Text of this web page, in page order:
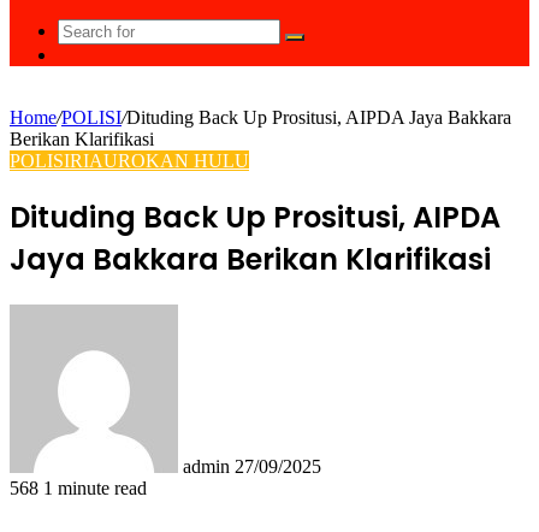
Search
for
Home/POLISI/Dituding Back Up Prositusi, AIPDA Jaya Bakkara
Berikan Klarifikasi
POLISIRIAUROKAN HULU
Dituding Back Up Prositusi, AIPDA
Jaya Bakkara Berikan Klarifikasi
admin 27/09/2025
568 1 minute read